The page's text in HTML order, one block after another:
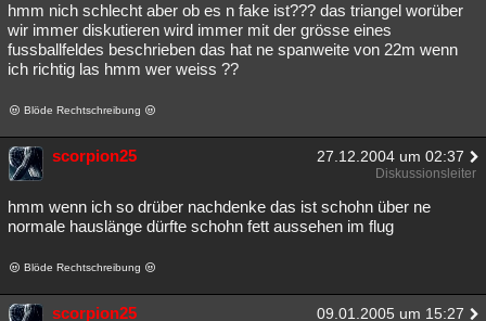
hmm nich schlecht aber ob es n fake ist??? das triangel worüber
wir immer diskutieren wird immer mit der grösse eines
fussballfeldes beschrieben das hat ne spanweite von 22m wenn
ich richtig las hmm wer weiss ??
Blöde Rechtschreibung
scorpion25 27.12.2004 um 02:37
Diskussionsleiter
hmm wenn ich so drüber nachdenke das ist schohn über ne
normale hauslänge dürfte schohn fett aussehen im flug
Blöde Rechtschreibung
scorpion25 09.01.2005 um 15:27